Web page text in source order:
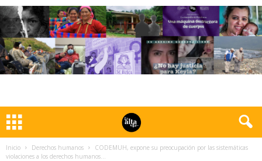
Inicio Derechos humanos
CODEMUH, expone su preocupación por las sistemáticas
violaciones a los derechos humanos...